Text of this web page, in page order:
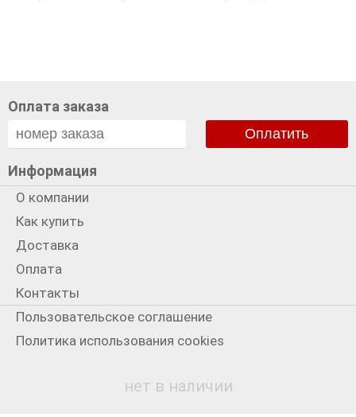
нет в наличии
Оплата заказа
Оплатить
Информация
О компании
Как купить
Доставка
Оплата
Контакты
Пользовательское соглашение
Политика использования cookies